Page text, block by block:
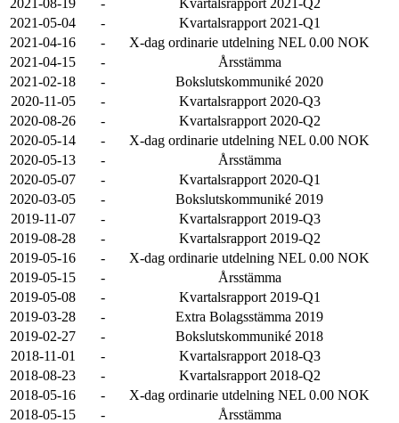
2021-08-19 -
Kvartalsrapport 2021-Q2
2021-05-04
-
Kvartalsrapport 2021-Q1
2021-04-16
-
X-dag ordinarie utdelning NEL 0.00 NOK
2021-04-15
-
Årsstämma
2021-02-18
-
Bokslutskommuniké 2020
2020-11-05
-
Kvartalsrapport 2020-Q3
2020-08-26
-
Kvartalsrapport 2020-Q2
2020-05-14
-
X-dag ordinarie utdelning NEL 0.00 NOK
2020-05-13
-
Årsstämma
2020-05-07
-
Kvartalsrapport 2020-Q1
2020-03-05
-
Bokslutskommuniké 2019
2019-11-07
-
Kvartalsrapport 2019-Q3
2019-08-28
-
Kvartalsrapport 2019-Q2
2019-05-16
-
X-dag ordinarie utdelning NEL 0.00 NOK
2019-05-15
-
Årsstämma
2019-05-08
-
Kvartalsrapport 2019-Q1
2019-03-28
-
Extra Bolagsstämma 2019
2019-02-27
-
Bokslutskommuniké 2018
2018-11-01
-
Kvartalsrapport 2018-Q3
2018-08-23
-
Kvartalsrapport 2018-Q2
2018-05-16
-
X-dag ordinarie utdelning NEL 0.00 NOK
2018-05-15
-
Årsstämma